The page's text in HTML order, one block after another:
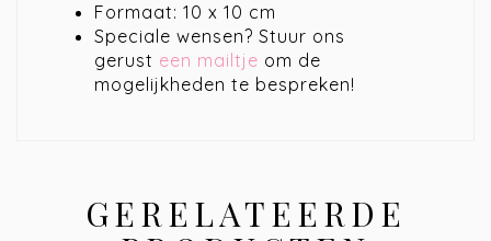
Formaat: 10 x 10 cm
Speciale wensen? Stuur ons
gerust een mailtje om de
mogelijkheden te bespreken!
GERELATEERDE